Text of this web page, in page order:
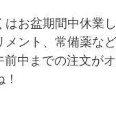
お盆期間中休業
メント、常備薬な
前中までの注文が